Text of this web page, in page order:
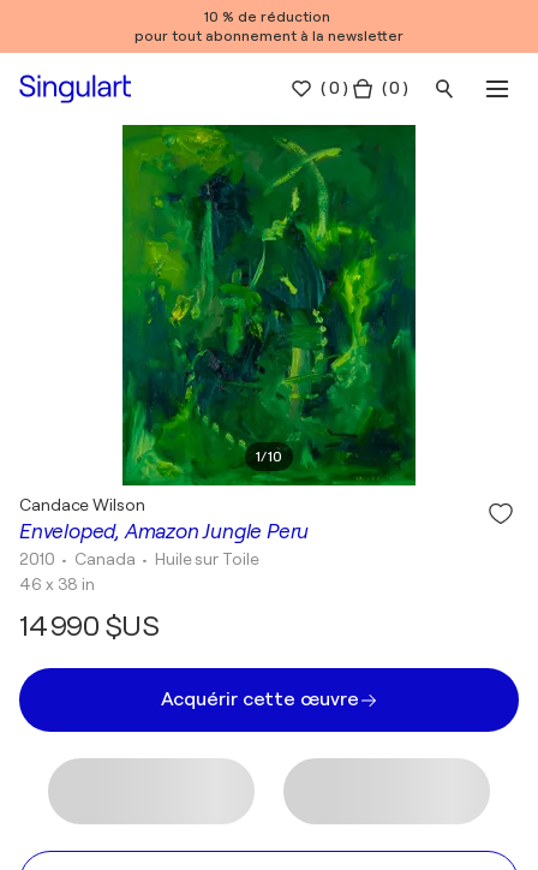
10 % de réduction
pour tout abonnement à la newsletter
(0 ) ( 0 )
1/10
Enveloped, Amazon Jungle Peru
Candace Wilson
2010 • Canada • Huile sur Toile
46 x 38 in
14 990 $US
Acquérir cette œuvre